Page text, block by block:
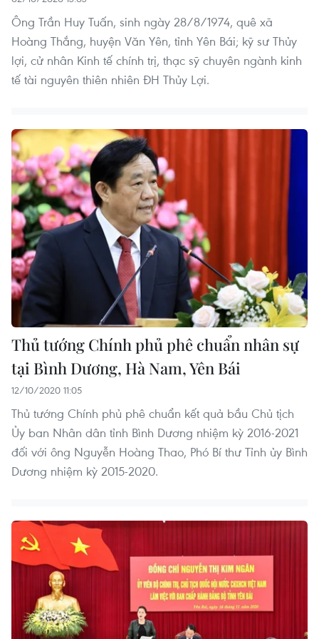
Ông Trần Huy Tuấn, sinh ngày 28/8/1974, quê xã
Hoàng Thắng, huyện Văn Yên, tỉnh Yên Bái; kỹ sư Thủy
lợi, cử nhân Kinh tế chính trị, thạc sỹ chuyên ngành kinh
tế tài nguyên thiên nhiên ĐH Thủy Lợi.
Thủ tướng Chính phủ phê chuẩn nhân sự
tại Bình Dương, Hà Nam, Yên Bái
12/10/2020 11:05
Thủ tướng Chính phủ phê chuẩn kết quả bầu Chủ tịch
Ủy ban Nhân dân tỉnh Bình Dương nhiệm kỳ 2016-2021
đối với ông Nguyễn Hoàng Thao, Phó Bí thư Tỉnh ủy Bình
Dương nhiệm kỳ 2015-2020.